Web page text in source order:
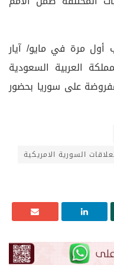
أول مرة في مايو/ آيار
العربية السعودية
على سوريا بحضور
السورية الامريكية